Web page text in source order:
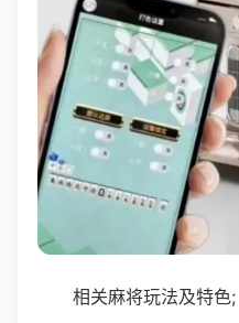
相关麻将玩法及特色;